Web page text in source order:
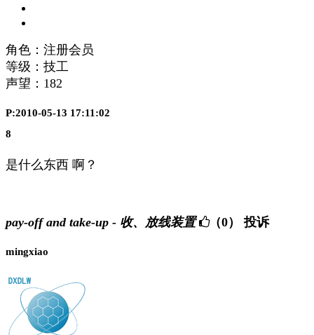
角色：注册会员
等级：技工
声望： 182
P:2010-05-13 17:11:02
8
是什么东西 啊？
pay-off and take-up - 收、放线装置 （0） 投诉
mingxiao